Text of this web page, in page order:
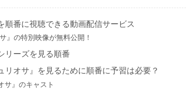
順番に視聴できる動画配信サービス
』の特別映像が無料公開！
リーズを見る順番
リオサ』を見るために順番に予習は必要？
サ』のキャスト